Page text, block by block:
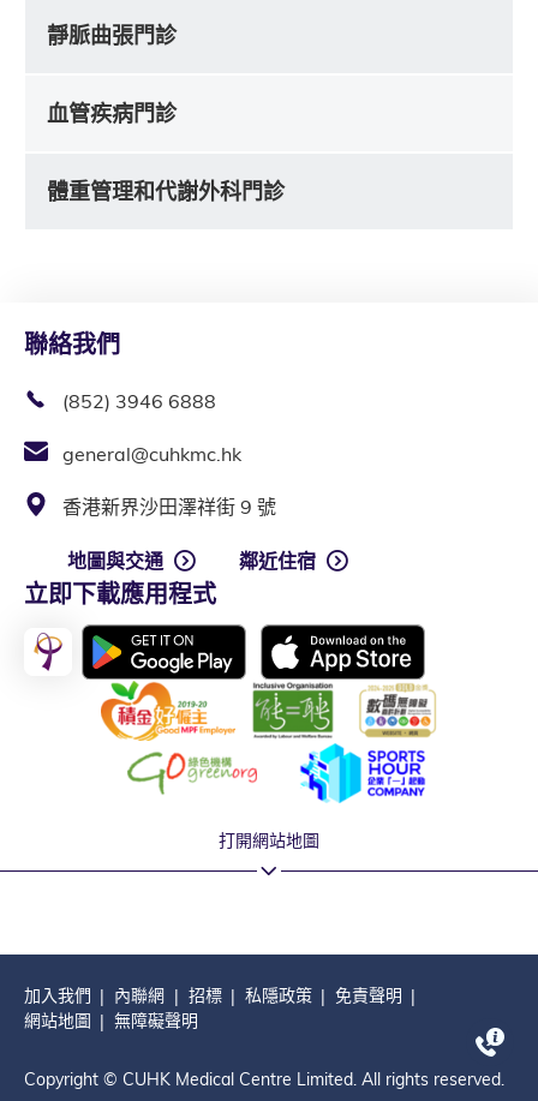
靜脈曲張門診
血管疾病門診
體重管理和代謝外科門診
聯絡我們
(852) 3946 6888
general@cuhkmc.hk
香港新界沙田澤祥街 9 號
地圖與交通 鄰近住宿
立即下載應用程式
打開網站地圖
加入我們 內聯網 招標 私隱政策
免責聲明
網站地圖
無障礙聲明
Copyright © CUHK Medical Centre Limited. All rights reserved.